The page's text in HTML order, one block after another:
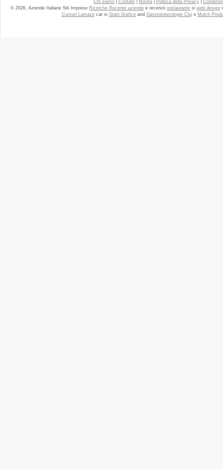
Chi siamo| Contatti| Novita| Politica della Privacy|
© 2026. Aziende Italiane Siti Imprese Ricerche Recente aziende e recenzii restaurante si web design
Cursuri Lamazecat si Statii Graficeand Gastroenterologie Cluje Mulch